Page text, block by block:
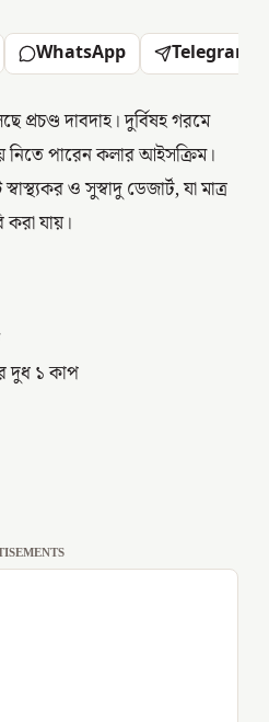
WhatsApp Telegram
প্রচণ্ড দাবদাহ। দুর্বিষহ গরমে
নিতে পারেন কলার আইসক্রিম।
ও সুস্বাদু ডেজার্ট, যা মাত্র
করা যায়।
দুধ ১ কাপ